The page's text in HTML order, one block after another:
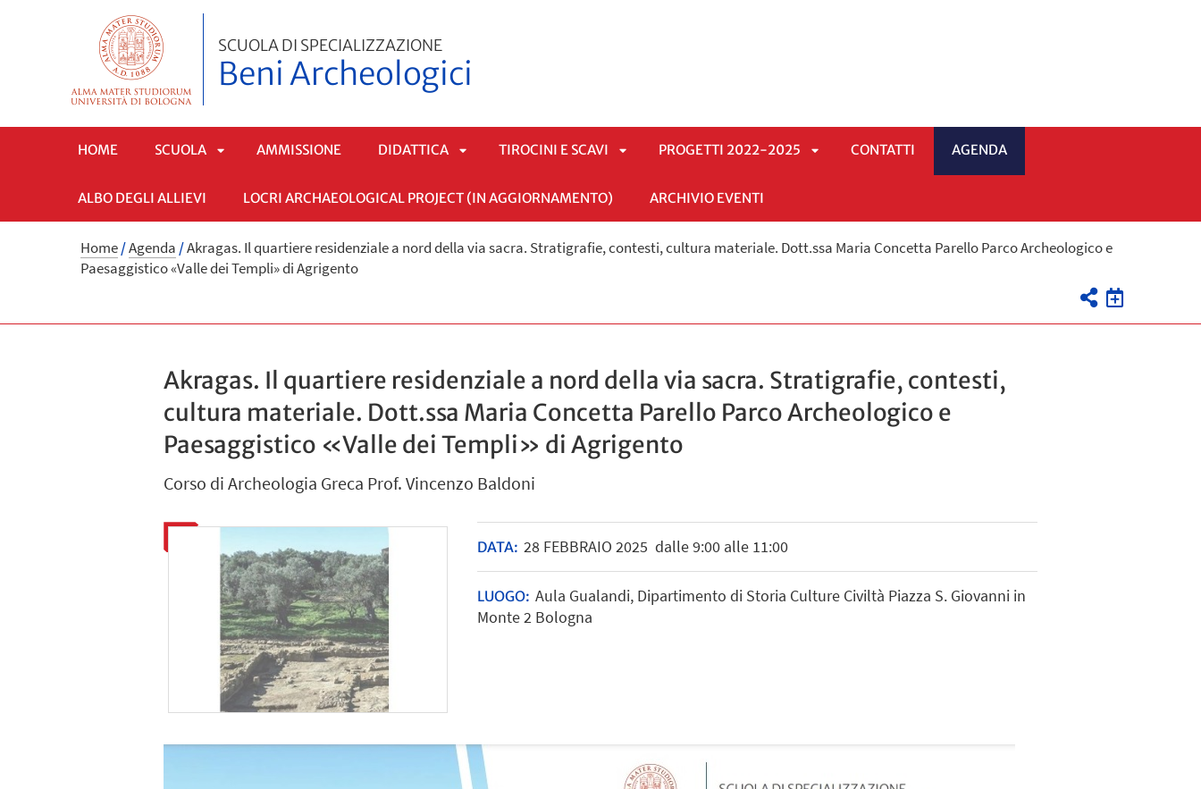
SCUOLA DI SPECIALIZZAZIONE
Beni Archeologici
HOME SCUOLA
APRI
SOTTOMENÙ
AMMISSIONE DIDATTICA
APRI
SOTTOMENÙ
TIROCINI E SCAVI
APRI
SOTTOMENÙ
PROGETTI 2022-2025
SOTTOMENÙ
CONTATTI AGENDA
ALBO DEGLI ALLIEVI LOCRI ARCHAEOLOGICAL PROJECT (IN AGGIORNAMENTO) ARCHIVIO EVENTI
Home/Agenda /Akragas. Il quartiere residenziale a nord della via sacra. Stratigrafie, contesti, cultura materiale. Dott.ssa Maria Concetta Parello Parco Archeologico e
Paesaggistico «Valle dei Templi» di Agrigento
Akragas. Il quartiere residenziale a nord della via sacra. Stratigrafie, contesti,
cultura materiale. Dott.ssa Maria Concetta Parello Parco Archeologico e
Paesaggistico «Valle dei Templi» di Agrigento
Corso di Archeologia Greca Prof. Vincenzo Baldoni
DATA: 28 FEBBRAIO2025 dalle 9:00 alle 11:00
LUOGO: Aula Gualandi, Dipartimento di Storia Culture Civiltà Piazza S. Giovanni in
Monte 2 Bologna